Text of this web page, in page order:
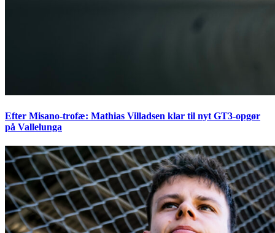
Efter Misano-trofæ: Mathias Villadsen klar til nyt GT3-opgør
på Vallelunga